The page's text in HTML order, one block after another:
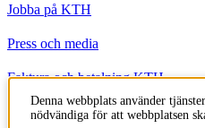
Jobba på KTH
Press och media
Faktura och betalning KTH
Om KTH:s webbplatser
Denna webbplats använder
nödvändiga för att webbplatsen